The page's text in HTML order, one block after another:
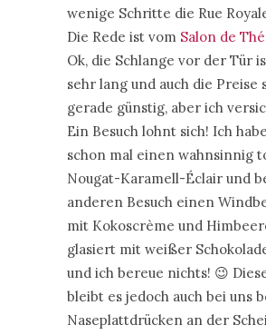
wenige Schritte die Rue
Die Rede ist vom Salon de
Ok, die Schlange vor der Tür
sehr lang und auch die Preise
gerade günstig, aber ich
Ein Besuch lohnt sich! Ich
schon mal einen wahnsinnig
Nougat-Karamell-Éclair und
anderen Besuch einen
mit Kokoscrème und
glasiert mit weißer
und ich bereue nichts! 😉
bleibt es jedoch auch bei uns
Naseplattdrücken an der